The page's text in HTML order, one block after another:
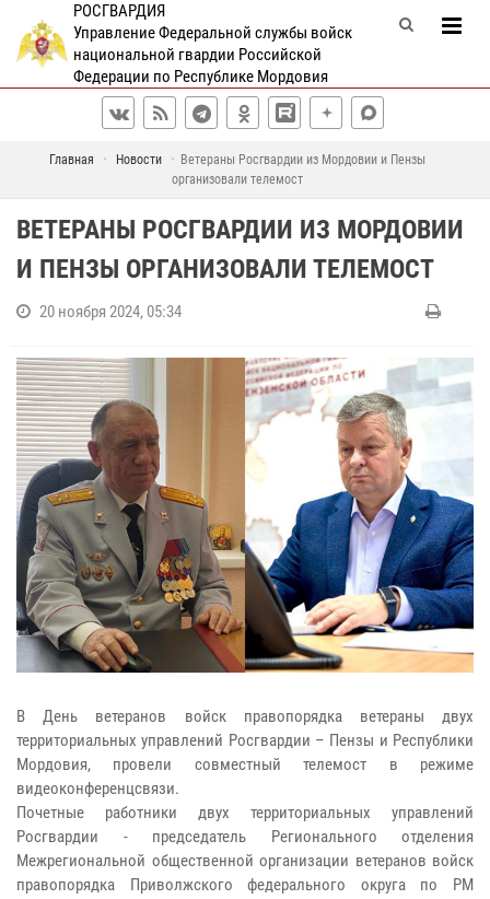
РОСГВАРДИЯ
Управление Федеральной службы войск
национальной гвардии Российской
Федерации по Республике Мордовия
Главная Новости
Ветераны Росгвардии из Мордовии и Пензы
организовали телемост
ВЕТЕРАНЫ РОСГВАРДИИ ИЗ МОРДОВИИ
И ПЕНЗЫ ОРГАНИЗОВАЛИ ТЕЛЕМОСТ
20 ноября 2024, 05:34
В День ветеранов войск правопорядка ветераны двух
территориальных управлений Росгвардии – Пензы и Республики
Мордовия, провели совместный телемост в режиме
видеоконференцсвязи.
Почетные работники двух территориальных управлений
Росгвардии - председатель Регионального отделения
Межрегиональной общественной организации ветеранов войск
правопорядка Приволжского федерального округа по РМ